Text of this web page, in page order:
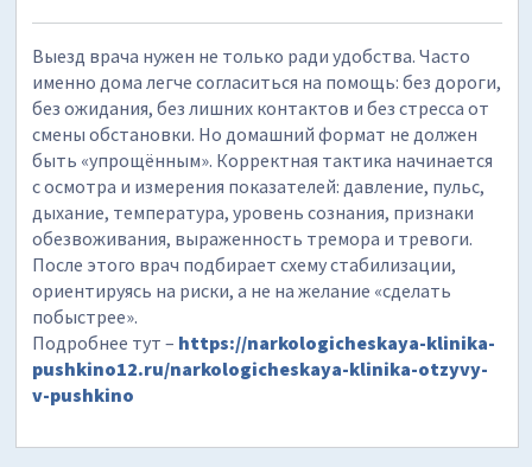
Выезд врача нужен не только ради удобства. Часто
именно дома легче согласиться на помощь: без дороги,
без ожидания, без лишних контактов и без стресса от
смены обстановки. Но домашний формат не должен
быть «упрощённым». Корректная тактика начинается
с осмотра и измерения показателей: давление, пульс,
дыхание, температура, уровень сознания, признаки
обезвоживания, выраженность тремора и тревоги.
После этого врач подбирает схему стабилизации,
ориентируясь на риски, а не на желание «сделать
побыстрее».
Подробнее тут – https://narkologicheskaya-klinika-
pushkino12.ru/narkologicheskaya-klinika-otzyvy-
v-pushkino